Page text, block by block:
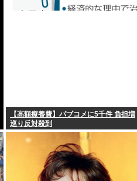
【高額療養費】パブコメに5千件 負担増
巡り反対殺到